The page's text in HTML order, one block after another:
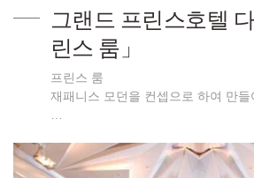
그랜드 프린스호텔
린스 룸」
프린스 룸
재패니스 모던을 컨셉으로 하여 만
…